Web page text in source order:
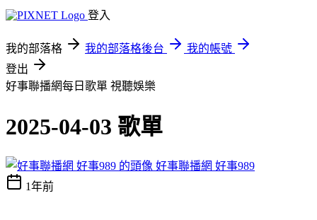
登入
我的部落格 我的部落格後台
我的帳號
登出
好事聯播網每日歌單 視聽娛樂
2025-04-03 歌單
好事聯播網 好事989
1年前